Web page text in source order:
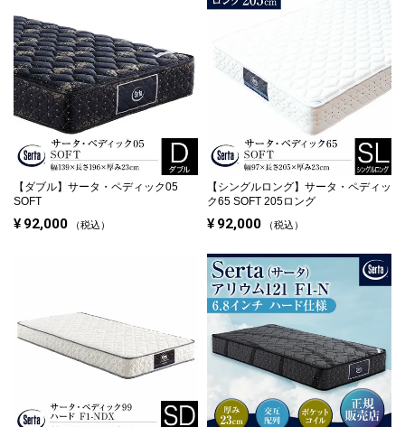
【ダブル】 サータ・ペディック05
SOFT
¥ 92,000 税込
【シングルロング】 サータ・ペディッ
ク65 SOFT 205ロング
¥ 92,000 税込